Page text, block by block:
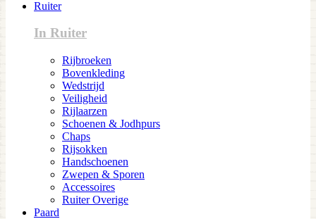
Ruiter
In Ruiter
Rijbroeken
Bovenkleding
Wedstrijd
Veiligheid
Rijlaarzen
Schoenen & Jodhpurs
Chaps
Rijsokken
Handschoenen
Zwepen & Sporen
Accessoires
Ruiter Overige
Paard